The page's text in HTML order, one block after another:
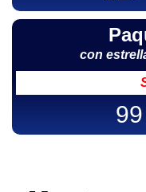
con